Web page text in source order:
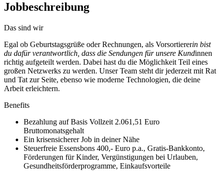
Jobbeschreibung
Das sind wir
Egal ob Geburtstagsgrüße oder Rechnungen, als Vorsortiererin bist
du dafür verantwortlich, dass die Sendungen für unsere Kundinnen
richtig aufgeteilt werden. Dabei hast du die Möglichkeit Teil eines
großen Netzwerks zu werden. Unser Team steht dir jederzeit mit Rat
und Tat zur Seite, ebenso wie moderne Technologien, die deine
Arbeit erleichtern.
Benefits
Bezahlung auf Basis Vollzeit 2.061,51 Euro
Bruttomonatsgehalt
Ein krisensicherer Job in deiner Nähe
Steuerfreie Essensbons 400,- Euro p.a., Gratis-Bankkonto,
Förderungen für Kinder, Vergünstigungen bei Urlauben,
Gesundheitsförderprogramme, Einkaufsvorteile